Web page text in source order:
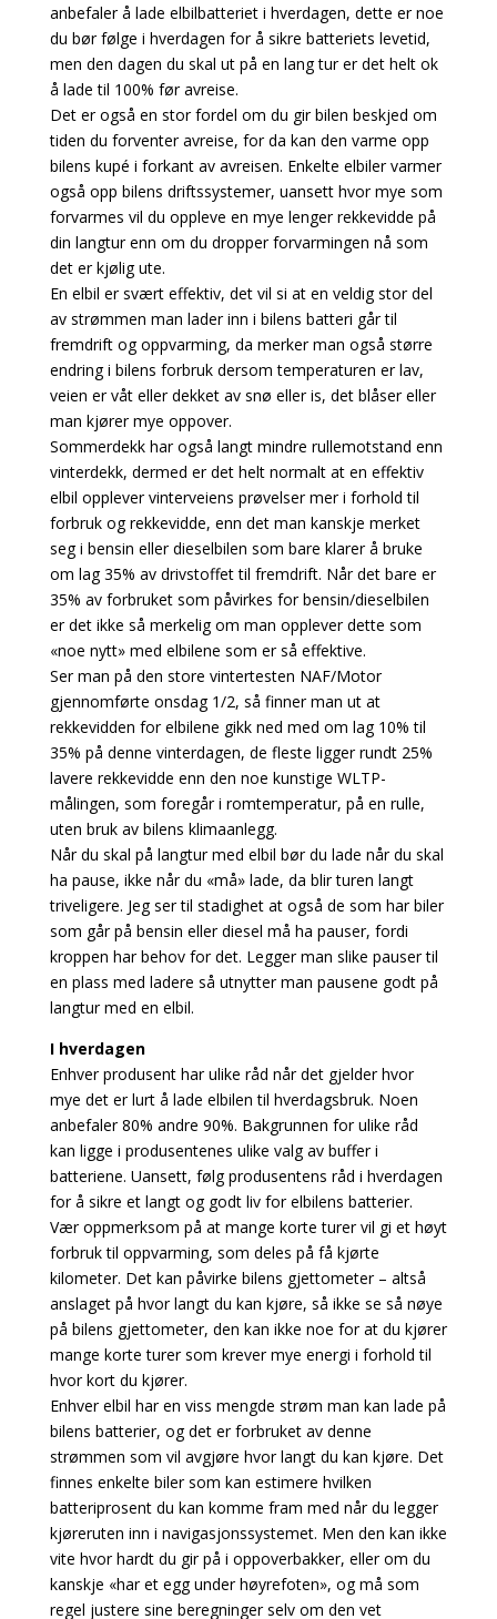
anbefaler å lade elbilbatteriet i hverdagen, dette er noe
du bør følge i hverdagen for å sikre batteriets levetid,
men den dagen du skal ut på en lang tur er det helt ok
å lade til 100% før avreise.
Det er også en stor fordel om du gir bilen beskjed om
tiden du forventer avreise, for da kan den varme opp
bilens kupé i forkant av avreisen. Enkelte elbiler varmer
også opp bilens driftssystemer, uansett hvor mye som
forvarmes vil du oppleve en mye lenger rekkevidde på
din langtur enn om du dropper forvarmingen nå som
det er kjølig ute.
En elbil er svært effektiv, det vil si at en veldig stor del
av strømmen man lader inn i bilens batteri går til
fremdrift og oppvarming, da merker man også større
endring i bilens forbruk dersom temperaturen er lav,
veien er våt eller dekket av snø eller is, det blåser eller
man kjører mye oppover.
Sommerdekk har også langt mindre rullemotstand enn
vinterdekk, dermed er det helt normalt at en effektiv
elbil opplever vinterveiens prøvelser mer i forhold til
forbruk og rekkevidde, enn det man kanskje merket
seg i bensin eller dieselbilen som bare klarer å bruke
om lag 35% av drivstoffet til fremdrift. Når det bare er
35% av forbruket som påvirkes for bensin/dieselbilen
er det ikke så merkelig om man opplever dette som
«noe nytt» med elbilene som er så effektive.
Ser man på den store vintertesten NAF/Motor
gjennomførte onsdag 1/2, så finner man ut at
rekkevidden for elbilene gikk ned med om lag 10% til
35% på denne vinterdagen, de fleste ligger rundt 25%
lavere rekkevidde enn den noe kunstige WLTP-
målingen, som foregår i romtemperatur, på en rulle,
uten bruk av bilens klimaanlegg.
Når du skal på langtur med elbil bør du lade når du skal
ha pause, ikke når du «må» lade, da blir turen langt
triveligere. Jeg ser til stadighet at også de som har biler
som går på bensin eller diesel må ha pauser, fordi
kroppen har behov for det. Legger man slike pauser til
en plass med ladere så utnytter man pausene godt på
langtur med en elbil.
I hverdagen
Enhver produsent har ulike råd når det gjelder hvor
mye det er lurt å lade elbilen til hverdagsbruk. Noen
anbefaler 80% andre 90%. Bakgrunnen for ulike råd
kan ligge i produsentenes ulike valg av buffer i
batteriene. Uansett, følg produsentens råd i hverdagen
for å sikre et langt og godt liv for elbilens batterier.
Vær oppmerksom på at mange korte turer vil gi et høyt
forbruk til oppvarming, som deles på få kjørte
kilometer. Det kan påvirke bilens gjettometer – altså
anslaget på hvor langt du kan kjøre, så ikke se så nøye
på bilens gjettometer, den kan ikke noe for at du kjører
mange korte turer som krever mye energi i forhold til
hvor kort du kjører.
Enhver elbil har en viss mengde strøm man kan lade på
bilens batterier, og det er forbruket av denne
strømmen som vil avgjøre hvor langt du kan kjøre. Det
finnes enkelte biler som kan estimere hvilken
batteriprosent du kan komme fram med når du legger
kjøreruten inn i navigasjonssystemet. Men den kan ikke
vite hvor hardt du gir på i oppoverbakker, eller om du
kanskje «har et egg under høyrefoten», og må som
regel justere sine beregninger selv om den vet